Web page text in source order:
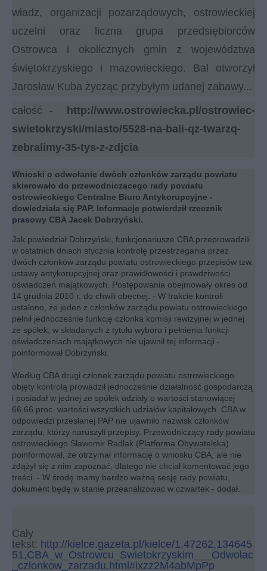
władz, organizacji pozarządowych, ostrowieckiej
uczelni oraz liczna grupa przedsiębiorców
Ostrowca i okolicznych gmin z województwa
świętokrzyskiego i mazowieckiego. Bal otworzył
Jarosław Kuba życząc przybyłym udanej zabawy...
całość -
http://www.ostrowiecka.pl/ostrowiec-
swietokrzyski/miasto/5528-na-bali-qz-twarzq-
zebralimy-35-tys-z-zdjcia
Wnioski o odwołanie dwóch członków zarządu powiatu
skierowało do przewodniczącego rady powiatu
ostrowieckiego Centralne Biuro Antykorupcyjne -
dowiedziała się PAP. Informacje potwierdził rzecznik
prasowy CBA Jacek Dobrzyński.
Jak powiedział Dobrzyński, funkcjonariusze CBA przeprowadzili
w ostatnich dniach stycznia kontrolę przestrzegania przez
dwóch członków zarządu powiatu ostrowieckiego przepisów tzw.
ustawy antykorupcyjnej oraz prawidłowości i prawdziwości
oświadczeń majątkowych. Postępowania obejmowały okres od
14 grudnia 2010 r. do chwili obecnej. - W trakcie kontroli
ustalono, że jeden z członków zarządu powiatu ostrowieckiego
pełnił jednocześnie funkcję członka komisji rewizyjnej w jednej
ze spółek, w składanych z tytułu wyboru i pełnienia funkcji
oświadczeniach majątkowych nie ujawnił tej informacji -
poinformował Dobrzyński.
Według CBA drugi członek zarządu powiatu ostrowieckiego
objęty kontrolą prowadził jednocześnie działalność gospodarczą
i posiadał w jednej ze spółek udziały o wartości stanowiącej
66,66 proc. wartości wszystkich udziałów kapitałowych. CBA w
odpowiedzi przesłanej PAP nie ujawniło nazwisk członków
zarządu, którzy naruszyli przepisy. Przewodniczący rady powiatu
ostrowieckiego Sławomir Radlak (Platforma Obywatelska)
poinformował, że otrzymał informację o wniosku CBA, ale nie
zdążył się z nim zapoznać, dlatego nie chciał komentować jego
treści. - W środę mamy bardzo ważną sesję rady powiatu,
dokument będę w stanie przeanalizować w czwartek - dodał.
Cały
tekst: http://kielce.gazeta.pl/kielce/1,47262,134645
51,CBA_w_Ostrowcu_Swietokrzyskim___Odwolac
_czlonkow_zarzadu.html#ixzz2M4abMpPp